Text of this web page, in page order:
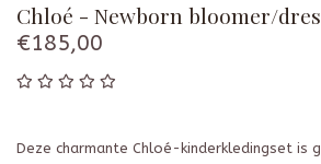
Chloé - Newborn bloomer/
€185,00
Deze charmante Chloé-kinderkledingset is